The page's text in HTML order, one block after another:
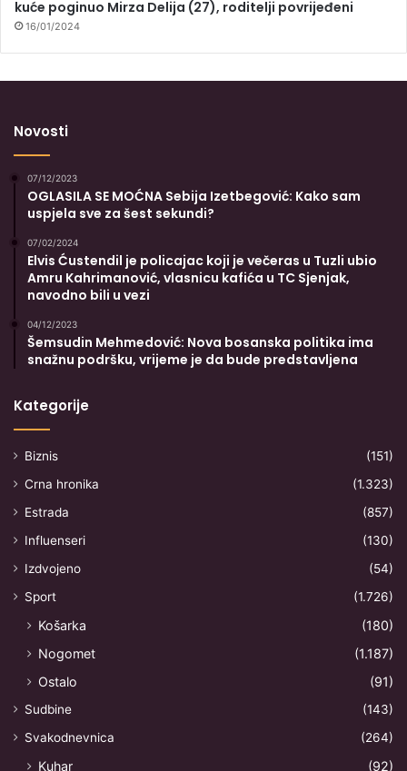
kuće poginuo Mirza Delija (27), roditelji povrijeđeni
16/01/2024
Novosti
07/12/2023
OGLASILA SE MOĆNA Sebija Izetbegović: Kako sam
uspjela sve za šest sekundi?
07/02/2024
Elvis Ćustendil je policajac koji je večeras u Tuzli ubio
Amru Kahrimanović, vlasnicu kafića u TC Sjenjak,
navodno bili u vezi
04/12/2023
Šemsudin Mehmedović: Nova bosanska politika ima
snažnu podršku, vrijeme je da bude predstavljena
Kategorije
Biznis
(151)
Crna hronika
(1.323)
Estrada
(857)
Influenseri
(130)
Izdvojeno
(54)
Sport
(1.726)
Košarka
(180)
Nogomet
(1.187)
Ostalo
(91)
Sudbine
(143)
Svakodnevnica
(264)
Kuhar
(92)